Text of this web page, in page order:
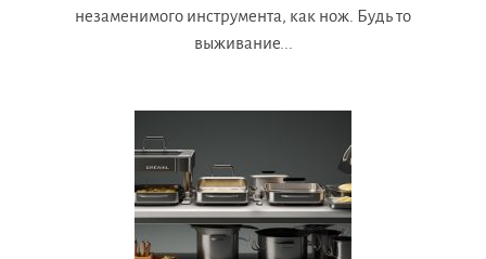
незаменимого инструмента, как нож. Будь то
выживание...